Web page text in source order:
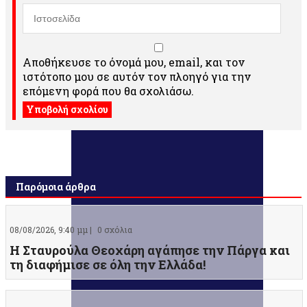
Αποθήκευσε το όνομά μου, email, και τον
ιστότοπο μου σε αυτόν τον πλοηγό για την
επόμενη φορά που θα σχολιάσω.
Παρόμοια άρθρα
08/08/2026, 9:40 μμ | 0 σχόλια
Η Σταυρούλα Θεοχάρη αγάπησε την Πάργα και
τη διαφήμισε σε όλη την Ελλάδα!